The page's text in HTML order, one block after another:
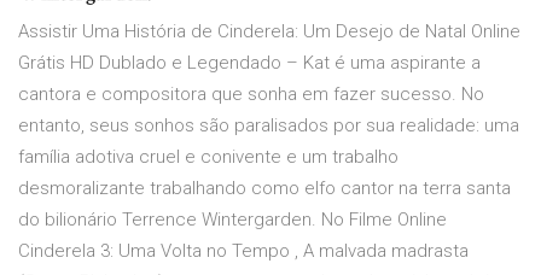
Assistir Uma História de Cinderela: Um Desejo de Natal Online
Grátis HD Dublado e Legendado – Kat é uma aspirante a
cantora e compositora que sonha em fazer sucesso. No
entanto, seus sonhos são paralisados por sua realidade: uma
família adotiva cruel e conivente e um trabalho
desmoralizante trabalhando como elfo cantor na terra santa
do bilionário Terrence Wintergarden. No Filme Online
Cinderela 3: Uma Volta no Tempo , A malvada madrasta